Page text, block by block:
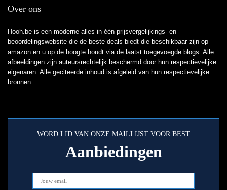
Over ons
Hooh.be is een moderne alles-in-één prijsvergelijkings- en
beoordelingswebsite die de beste deals biedt die beschikbaar zijn op
amazon en u op de hoogte houdt via de laatst toegevoegde blogs. Alle
afbeeldingen zijn auteursrechtelijk beschermd door hun respectievelijke
eigenaren. Alle geciteerde inhoud is afgeleid van hun respectievelijke
bronnen.
WORD LID VAN ONZE MAILLIJST VOOR BEST
Aanbiedingen